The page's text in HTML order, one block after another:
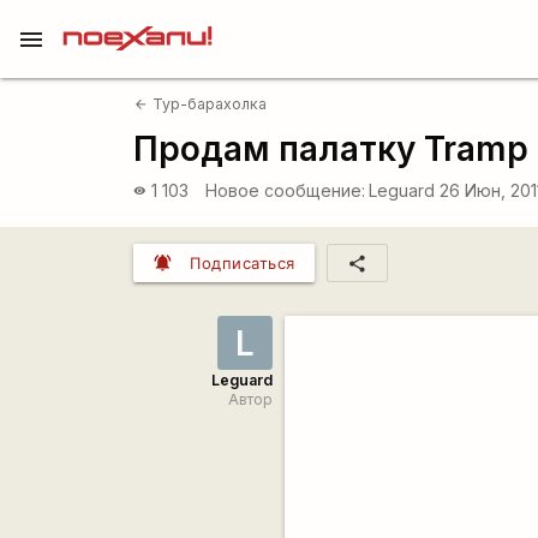
menu
arrow_back Тур-барахолка
Продам палатку
visibility 1 103 Новое сообщение: Leguard 26 Июн,
notifications_active Подписаться share
L
Leguard
Автор